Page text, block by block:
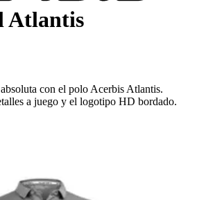
Atlantis
con el polo Acerbis Atlantis.
a juego y el logotipo HD bordado.